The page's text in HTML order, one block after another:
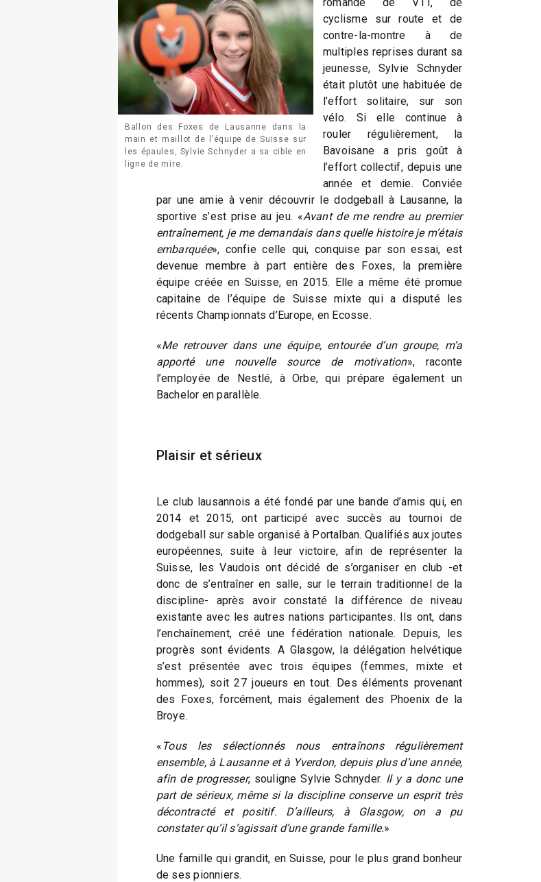
Ballon des Foxes de Lausanne dans la
main et maillot de l’équipe de Suisse sur
les épaules, Sylvie Schnyder a sa cible en
ligne de mire.
cyclisme sur route et de
contre-la-montre à de
multiples reprises durant sa
jeunesse, Sylvie Schnyder
était plutôt une habituée de
l’effort solitaire, sur son
vélo. Si elle continue à
rouler régulièrement, la
Bavoisane a pris goût à
l’effort collectif, depuis une
année et demie. Conviée
par une amie à venir découvrir le dodgeball à Lausanne, la
sportive s’est prise au jeu. «Avant de me rendre au premier
entraînement, je me demandais dans quelle histoire je m’étais
embarquée», confie celle qui, conquise par son essai, est
devenue membre à part entière des Foxes, la première
équipe créée en Suisse, en 2015. Elle a même été promue
capitaine de l’équipe de Suisse mixte qui a disputé les
récents Championnats d’Europe, en Ecosse.
«Me retrouver dans une équipe, entourée d’un groupe, m’a
apporté une nouvelle source de motivation», raconte
l’employée de Nestlé, à Orbe, qui prépare également un
Bachelor en parallèle.
Plaisir et sérieux
Le club lausannois a été fondé par une bande d’amis qui, en
2014 et 2015, ont participé avec succès au tournoi de
dodgeball sur sable organisé à Portalban. Qualifiés aux joutes
européennes, suite à leur victoire, afin de représenter la
Suisse, les Vaudois ont décidé de s’organiser en club -et
donc de s’entraîner en salle, sur le terrain traditionnel de la
discipline- après avoir constaté la différence de niveau
existante avec les autres nations participantes. Ils ont, dans
l’enchaînement, créé une fédération nationale. Depuis, les
progrès sont évidents. A Glasgow, la délégation helvétique
s’est présentée avec trois équipes (femmes, mixte et
hommes), soit 27 joueurs en tout. Des éléments provenant
des Foxes, forcément, mais également des Phoenix de la
Broye.
« Tous les sélectionnés nous entraînons régulièrement
ensemble, à Lausanne et à Yverdon, depuis plus d’une année,
afin de progresser, souligne Sylvie Schnyder. Il y a donc une
part de sérieux, même si la discipline conserve un esprit très
décontracté et positif. D’ailleurs, à Glasgow, on a pu
constater qu’il s’agissait d’une grande famille.»
Une famille qui grandit, en Suisse, pour le plus grand bonheur
de ses pionniers.